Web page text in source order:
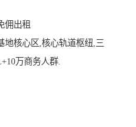
佣出租
地核心区,核心轨道枢纽,三
万商务人群.